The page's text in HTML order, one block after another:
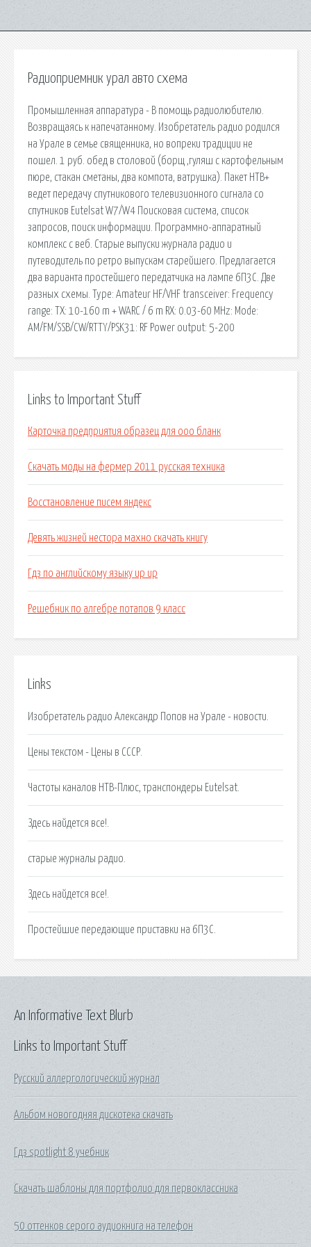
Радиоприемник урал авто схема
Промышленная аппаратура - В помощь радиолюбителю.
Возвращаясь к напечатанному. Изобретатель радио родился
на Урале в семье священника, но вопреки традиции не
пошел. 1 руб. обед в столовой (борщ ,гуляш с картофельным
пюре, стакан сметаны, два компота, ватрушка). Пакет НТВ+
ведет передачу спутникового телевизионного сигнала со
спутников Eutelsat W7/W4 Поисковая сиcтема, список
запросов, поиск информации. Программно-аппаратный
комплекс с веб. Старые выпуски журнала радио и
путеводитель по ретро выпускам старейшего. Предлагается
два варианта простейшего передатчика на лампе 6П3С. Две
разных схемы. Type: Amateur HF/VHF transceiver: Frequency
range: TX: 10-160 m + WARC / 6 m RX: 0.03-60 MHz: Mode:
AM/FM/SSB/CW/RTTY/PSK31: RF Power output: 5-200
Links to Important Stuff
Карточка предприятия образец для ооо бланк
Скачать моды на фермер 2011 русская техника
Восстановление писем яндекс
Девять жизней нестора махно скачать книгу
Гдз по английскому языку up up
Решебник по алгебре потапов 9 класс
Links
Изобретатель радио Александр Попов на Урале - новости.
Цены текстом - Цены в СССР.
Частоты каналов НТВ-Плюс, транспондеры Eutelsat.
Здесь найдется все!.
старые журналы радио.
Здесь найдется все!.
Простейшие передающие приставки на 6П3С.
Links to Important Stuff
Русский аллергологический журнал
Альбом новогодняя дискотека скачать
Гдз spotlight 8 учебник
Скачать шаблоны для портфолио для первоклассника
50 оттенков серого аудиокнига на телефон
An Informative Text Blurb